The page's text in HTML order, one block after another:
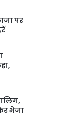
पर
भेजा